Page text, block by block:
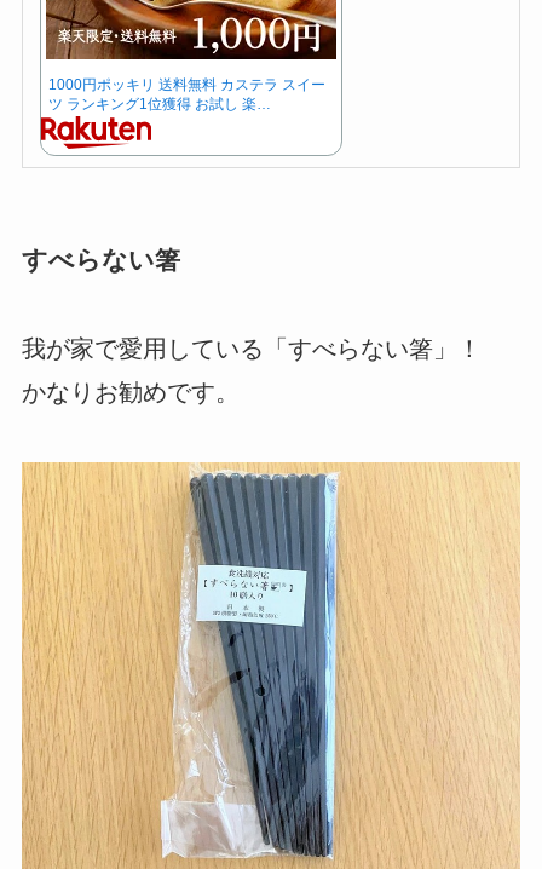
1000円ポッキリ 送料無料 カステラ スイー
ツ ランキング1位獲得 お試し 楽…
すべらない箸
我が家で愛用している「すべらない箸」！
かなりお勧めです。